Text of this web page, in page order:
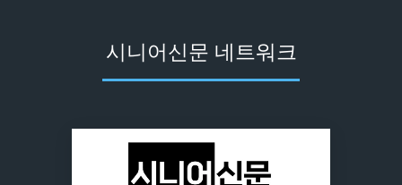
시니어신문 네트워크